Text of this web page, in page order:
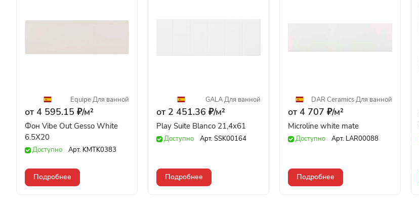
Equipe·Для ванной
от 4 595.15 ₽/м²
Фон Vibe Out Gesso White
6.5X20
Доступно Арт. KMTK0383
Подробнее
GALA·Для ванной
от 2 451.36 ₽/м²
Play Suite Blanco 21,4x61
Доступно Арт.SSK00164
Подробнее
DAR Сeramics·Для ванной
от 4 707 ₽/м²
Microline white mate
Доступно Арт. LAR00088
Подробнее